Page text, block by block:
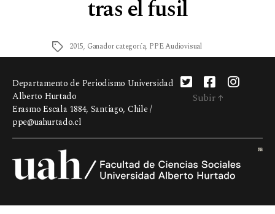
tras el fusil
2015, Ganador categoría, PPE Audiovisual
Departamento de Periodismo Universidad
Alberto Hurtado
Erasmo Escala 1884, Santiago, Chile /
ppe@uahurtado.cl
Subir ↑